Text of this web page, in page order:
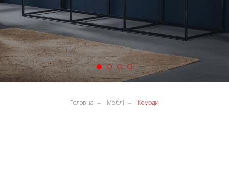
Головна → Меблі → Комоди